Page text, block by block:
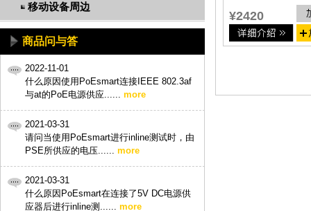
¥2420
移动设备周边
商品问与答
2022-11-01
什么原因使用PoEsmart连接IEEE 802.3af
与at的PoE电源供应...... more
2021-03-31
请问当使用PoEsmart进行inline测试时，由
PSE所供应的电压...... more
2021-03-31
什么原因PoEsmart在连接了5V DC电源供
应器后进行inline测...... more